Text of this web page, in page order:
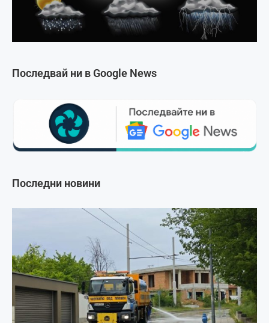
Последвай ни в Google News
Последни новини